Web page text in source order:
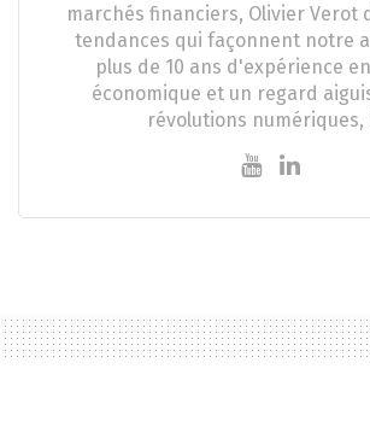
marchés financiers, Olivier Verot
tendances qui façonnent notre
plus de 10 ans d'expérience
économique et un regard
révolutions numériques,